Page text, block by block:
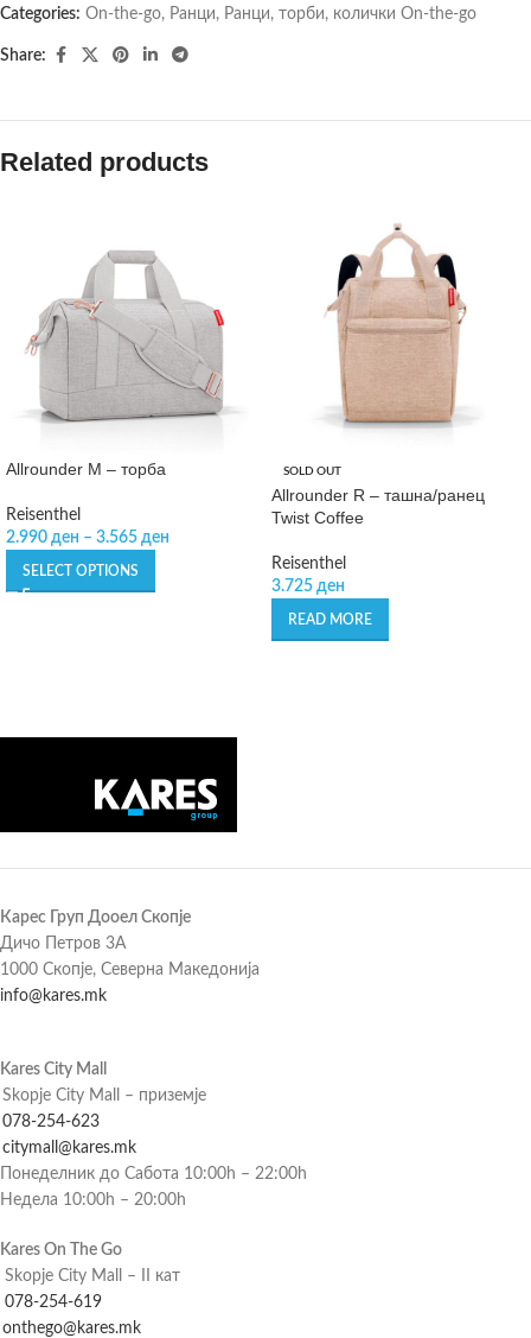
Categories: On-the-go, Ранци, Ранци, торби, колички On-the-go
Share:
Related products
Allrounder M – торба
Reisenthel
2.990 ден – 3.565 ден
SELECT OPTIONS
SOLD OUT
Allrounder R – ташна/ранец
Twist Coffee
Reisenthel
3.725 ден
READ MORE
Карес Груп Дооел Скопје
Дичо Петров 3А
1000 Скопје, Северна Македонија
info@kares.mk
Kares City Mall
Skopje City Mall – приземје
078-254-623
citymall@kares.mk
Понеделник до Сабота 10:00h – 22:00h
Недела 10:00h – 20:00h
Kares On The Go
Skopje City Mall – II кат
078-254-619
onthego@kares.mk